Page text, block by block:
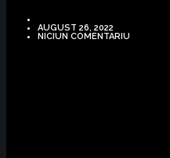
AUGUST 26, 2022
NICIUN COMENTARIU